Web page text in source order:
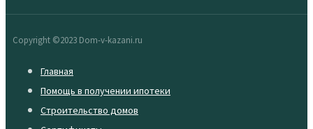
Copyright ©2023 Dom-v-kazani.ru
Главная
Помощь в получении ипотеки
Строительство домов